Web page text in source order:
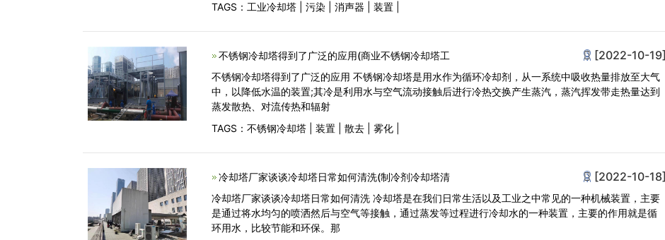
TAGS： 工业冷却塔| 污染 消声器 装置|
不锈钢冷却塔得到了广泛的应用(商业不锈钢冷却塔工 [2022-10-19]
不锈钢冷却塔得到了广泛的应用 不锈钢冷却塔是用水作为循环冷却剂，从一系统中吸收热量排放至大气
中，以降低水温的装置;其冷是利用水与空气流动接触后进行冷热交换产生蒸汽，蒸汽挥发带走热量达到
蒸发散热、对流传热和辐射
TAGS： 不锈钢冷却塔| 装置| 散去| 雾化|
冷却塔厂家谈谈冷却塔日常如何清洗(制冷剂冷却塔清 [2022-10-18]
冷却塔厂家谈谈冷却塔日常如何清洗 冷却塔是在我们日常生活以及工业之中常见的一种机械装置，主要
是通过将水均匀的喷洒然后与空气等接触，通过蒸发等过程进行冷却水的一种装置，主要的作用就是循
环用水，比较节能和环保。那